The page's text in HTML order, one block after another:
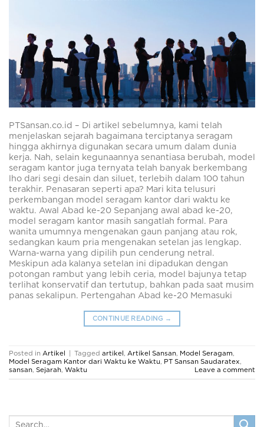
PTSansan.co.id – Di artikel sebelumnya, kami telah
menjelaskan sejarah bagaimana terciptanya seragam
hingga akhirnya digunakan secara umum dalam dunia
kerja. Nah, selain kegunaannya senantiasa berubah, model
seragam kantor juga ternyata telah banyak berkembang
lho dari segi desain dan siluet, terlebih dalam 100 tahun
terakhir. Penasaran seperti apa? Mari kita telusuri
perkembangan model seragam kantor dari waktu ke
waktu. Awal Abad ke-20 Sepanjang awal abad ke-20,
model seragam kantor masih sangatlah formal. Para
wanita umumnya mengenakan gaun panjang atau rok,
sedangkan kaum pria mengenakan setelan jas lengkap.
Warna-warna yang dipilih pun cenderung netral.
Meskipun ada kalanya setelan ini dipadukan dengan
potongan rambut yang lebih ceria, model bajunya tetap
terlihat konservatif dan tertutup, bahkan pada saat musim
panas sekalipun. Pertengahan Abad ke-20 Memasuki
CONTINUE READING →
Posted in Artikel Tagged artikel , Artikel Sansan, Model Seragam,
Model Seragam Kantor dari Waktu ke Waktu, PT Sansan Saudaratex,
sansan, Sejarah, Waktu Leave a comment